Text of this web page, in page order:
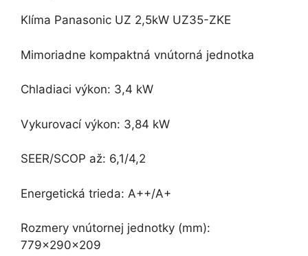
Klíma Panasonic UZ 2,5kW UZ35-ZKE
Mimoriadne kompaktná vnútorná jednotka
Chladiaci výkon: 3,4 kW
Vykurovací výkon: 3,84 kW
SEER/SCOP až: 6,1/4,2
Energetická trieda: A++/A+
Rozmery vnútornej jednotky (mm):
779x290x209